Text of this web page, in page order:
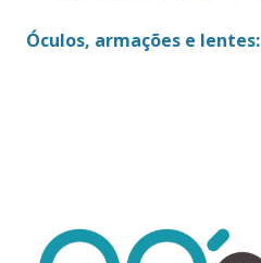
Óculos, armações e lentes: